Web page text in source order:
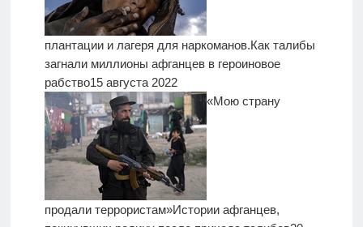
плантации и лагеря для наркоманов.Как талибы
загнали миллионы афганцев в героиновое
рабство15 августа 2022
«Мою страну
продали террористам»Истории афганцев,